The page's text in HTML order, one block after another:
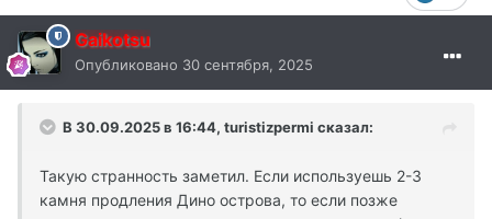
Gaikotsu
Опубликовано 30 сентября, 2025
В 30.09.2025 в 16:44, turistizpermi сказал:
Такую странность заметил. Если используешь 2-3
камня продления Дино острова, то если позже